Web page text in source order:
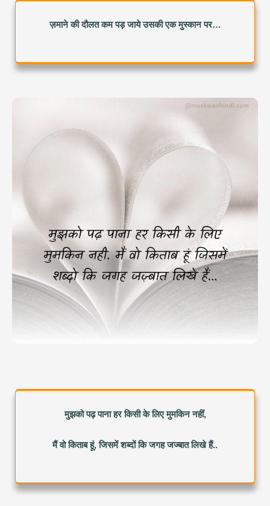
ज़माने की दौलत कम पड़ जाये उसकी एक मुस्कान पर…
मुझको पढ़ पाना हर किसी के लिए मुमकिन नहीं,
मैं वो किताब हूं, जिसमें शब्दों कि जगह जज्बात लिखे हैं..